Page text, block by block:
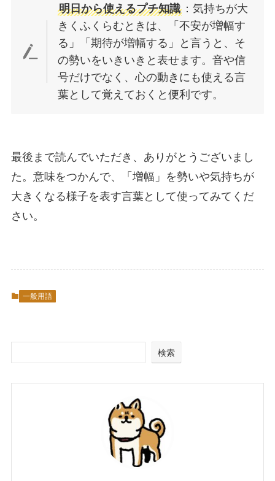
明日から使えるプチ知識 ：気持ちが大
きくふくらむときは、「不安が増幅す
る」「期待が増幅する」と言うと、そ
の勢いをいきいきと表せます。音や信
号だけでなく、心の動きにも使える言
葉として覚えておくと便利です。
最後まで読んでいただき、ありがとうございまし
た。意味をつかんで、「増幅」を勢いや気持ちが
大きくなる様子を表す言葉として使ってみてくだ
さい。
一般用語
検索